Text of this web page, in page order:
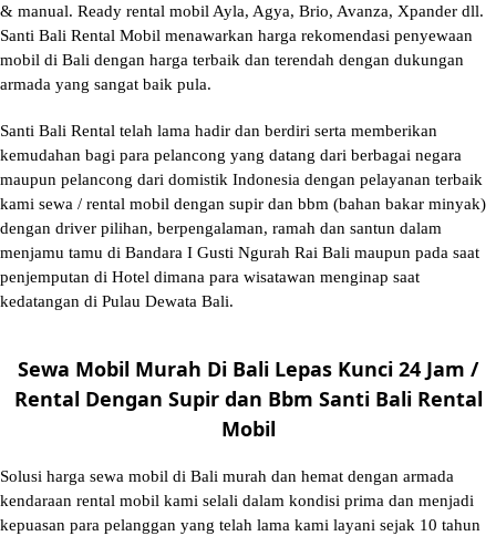
& manual. Ready rental mobil Ayla, Agya, Brio, Avanza, Xpander dll.
Santi Bali Rental Mobil menawarkan harga rekomendasi penyewaan
mobil di Bali dengan harga terbaik dan terendah dengan dukungan
armada yang sangat baik pula.
Santi Bali Rental telah lama hadir dan berdiri serta memberikan
kemudahan bagi para pelancong yang datang dari berbagai negara
maupun pelancong dari domistik Indonesia dengan pelayanan terbaik
kami sewa / rental mobil dengan supir dan bbm (bahan bakar minyak)
dengan driver pilihan, berpengalaman, ramah dan santun dalam
menjamu tamu di Bandara I Gusti Ngurah Rai Bali maupun pada saat
penjemputan di Hotel dimana para wisatawan menginap saat
kedatangan di Pulau Dewata Bali.
Sewa Mobil Murah Di Bali Lepas Kunci 24 Jam /
Rental Dengan Supir dan Bbm Santi Bali Rental
Mobil
Solusi harga sewa mobil di Bali murah dan hemat dengan armada
kendaraan rental mobil kami selali dalam kondisi prima dan menjadi
kepuasan para pelanggan yang telah lama kami layani sejak 10 tahun